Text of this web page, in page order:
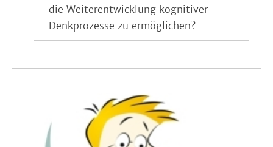
die Weiterentwicklung kognitiver
Denkprozesse zu ermöglichen?